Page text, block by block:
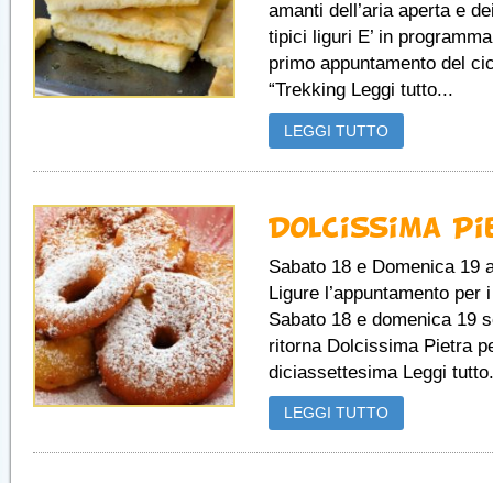
amanti dell’aria aperta e
tipici liguri E’ in
primo appuntamento del
“Trekking Leggi tutto...
LEGGI TUTTO
Dolcissima
Sabato 18 e Domenica 19
Ligure l’appuntamento per
Sabato 18 e domenica 19
ritorna Dolcissima Pietra
diciassettesima Leggi
LEGGI TUTTO